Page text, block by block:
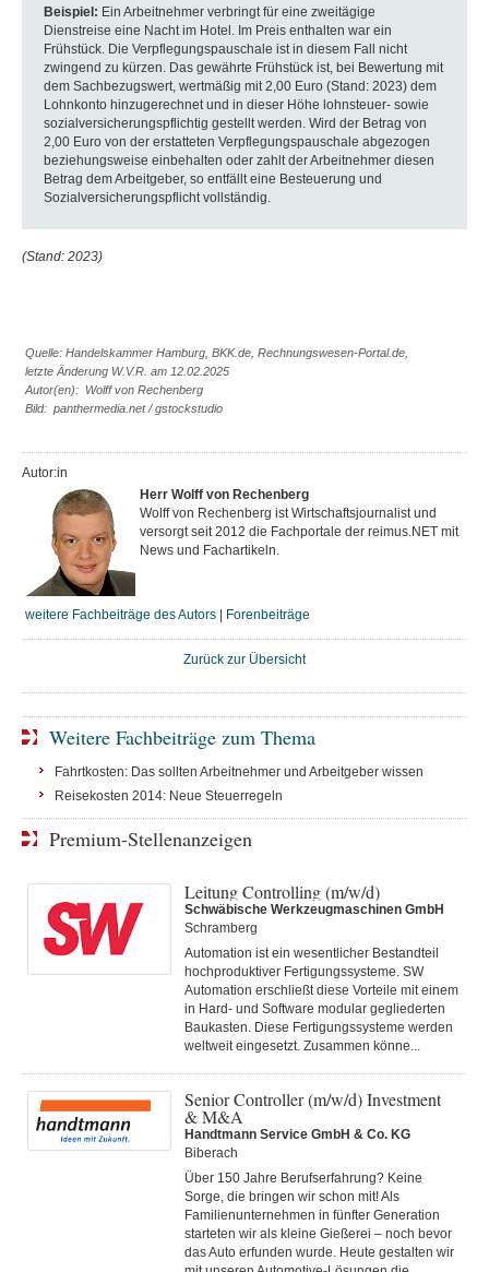
Beispiel: Ein Arbeitnehmer verbringt für eine zweitägige
Dienstreise eine Nacht im Hotel. Im Preis enthalten war ein
Frühstück. Die Verpflegungspauschale ist in diesem Fall nicht
zwingend zu kürzen. Das gewährte Frühstück ist, bei Bewertung mit
dem Sachbezugswert, wertmäßig mit 2,00 Euro (Stand: 2023) dem
Lohnkonto hinzugerechnet und in dieser Höhe lohnsteuer- sowie
sozialversicherungspflichtig gestellt werden. Wird der Betrag von
2,00 Euro von der erstatteten Verpflegungspauschale abgezogen
beziehungsweise einbehalten oder zahlt der Arbeitnehmer diesen
Betrag dem Arbeitgeber, so entfällt eine Besteuerung und
Sozialversicherungspflicht vollständig.
(Stand: 2023)
Quelle: Handelskammer Hamburg, BKK.de, Rechnungswesen-Portal.de,
letzte Änderung W.V.R. am 12.02.2025
Autor(en): Wolff von Rechenberg
Bild: panthermedia.net / gstockstudio
Autor:in
Herr Wolff von Rechenberg
Wolff von Rechenberg ist Wirtschaftsjournalist und
versorgt seit 2012 die Fachportale der reimus.NET mit
News und Fachartikeln.
weitere Fachbeiträge des Autors Forenbeiträge
Zurück zur Übersicht
Weitere Fachbeiträge zum Thema
Fahrtkosten: Das sollten Arbeitnehmer und Arbeitgeber wissen
Reisekosten 2014: Neue Steuerregeln
Premium-Stellenanzeigen
Leitung Controlling (m/w/d)
Schwäbische Werkzeugmaschinen GmbH
Schramberg
Automation ist ein wesentlicher Bestandteil
hochproduktiver Fertigungssysteme. SW
Automation erschließt diese Vorteile mit einem
in Hard- und Software modular gegliederten
Baukasten. Diese Fertigungs­systeme werden
weltweit eingesetzt. Zusammen könne...
Senior Controller (m/w/d) Investment
& M&A
Handtmann Service GmbH & Co. KG
Biberach
Über 150 Jahre Berufserfahrung? Keine
Sorge, die bringen wir schon mit! Als
Familienunternehmen in fünfter Generation
starteten wir als kleine Gießerei – noch bevor
das Auto erfunden wurde. Heute gestalten wir